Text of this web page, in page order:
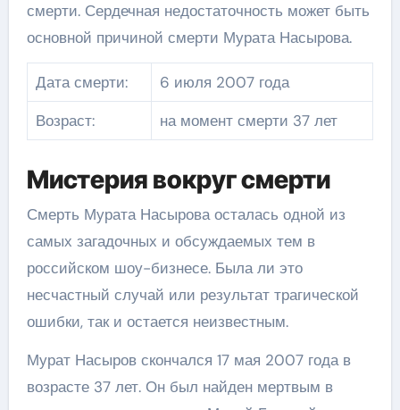
смерти. Сердечная недостаточность может быть
основной причиной смерти Мурата Насырова.
Дата смерти:
6 июля 2007 года
Возраст:
на момент смерти 37 лет
Мистерия вокруг смерти
Смерть Мурата Насырова осталась одной из
самых загадочных и обсуждаемых тем в
российском шоу-бизнесе. Была ли это
несчастный случай или результат трагической
ошибки, так и остается неизвестным.
Мурат Насыров скончался 17 мая 2007 года в
возрасте 37 лет. Он был найден мертвым в